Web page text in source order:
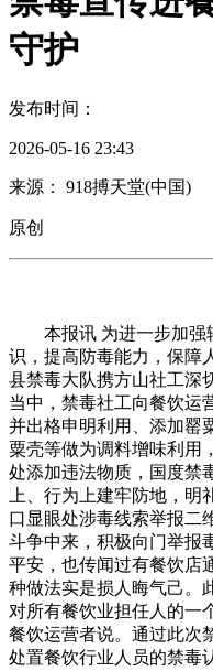
守护
发布时间：
2026-05-16 23:43
来源： 918搏天堂(中国)
原创
本报讯 为进一步加强
识，提高防毒能力，保障
县禁毒大队携方山社工深
当中，禁毒社工向餐饮运
并出格申明利用、添加罂
粟壳等做为调料增味利用
处添加违法物质，国度禁
上、行为上建牢防地，
口显眼处涉毒线索举报二
斗争中来，积极向门举报
平安，也传闻过有餐饮店
种做法实是损人晦气己。
对所有餐饮业担任人的一
餐饮运营者说。通过此次
处置餐饮行业人员的禁毒